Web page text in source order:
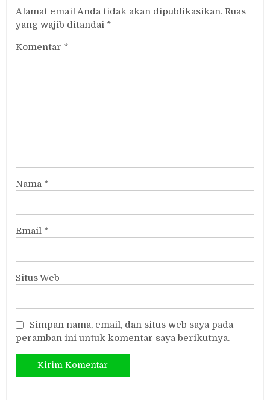
Alamat email Anda tidak akan dipublikasikan. Ruas
yang wajib ditandai *
Komentar *
Nama *
Email *
Situs Web
Simpan nama, email, dan situs web saya pada
peramban ini untuk komentar saya berikutnya.